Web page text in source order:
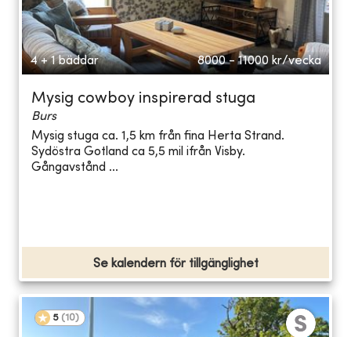
4 + 1 bäddar 8000 - 11000 kr/vecka
Mysig cowboy inspirerad stuga
Burs
Mysig stuga ca. 1,5 km från fina Herta Strand.
Sydöstra Gotland ca 5,5 mil ifrån Visby.
Gångavstånd ...
Se kalendern för tillgänglighet
5 (10)